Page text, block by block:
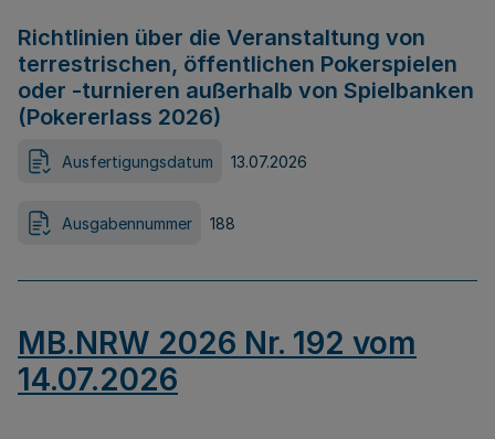
Richtlinien über die Veranstaltung von
terrestrischen, öffentlichen Pokerspielen
oder -turnieren außerhalb von Spielbanken
(Pokererlass 2026)
Ausfertigungsdatum 13.07.2026
Ausgabennummer 188
MB.NRW 2026 Nr. 192 vom
14.07.2026